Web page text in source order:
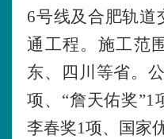
6号线及合肥轨道
通工程。施工范
东、四川等省。
项、“詹天佑奖”1
李春奖1项、国家